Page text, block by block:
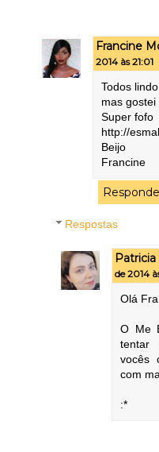
Francine
2014 às 21:01
Todos lindo
mas
Super fofo
http://
Beijo
Francine
Respostas
Patricia
de 2014
Olá
O Me
tentar
vocês
com
:*